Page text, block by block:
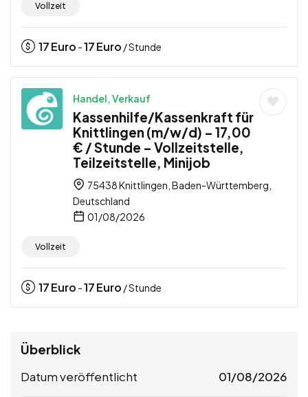
Vollzeit
17Euro -17Euro / Stunde
Handel, Verkauf
Kassenhilfe/Kassenkraft für
Knittlingen (m/w/d) – 17,00
€ / Stunde – Vollzeitstelle,
Teilzeitstelle, Minijob
75438 Knittlingen, Baden-Württemberg,
Deutschland
01/08/2026
Vollzeit
17Euro -17Euro / Stunde
Überblick
Datum veröffentlicht 01/08/2026